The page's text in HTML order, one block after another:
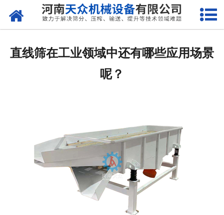
网站首页
现场视频
联系我们
直线筛在工业领域中还有哪些应用场景
呢？